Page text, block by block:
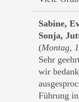
Sabine,
Sonja,
(Montag,
Sehr
wir
Führung